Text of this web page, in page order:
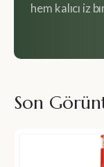
hem kalıcı iz
Son